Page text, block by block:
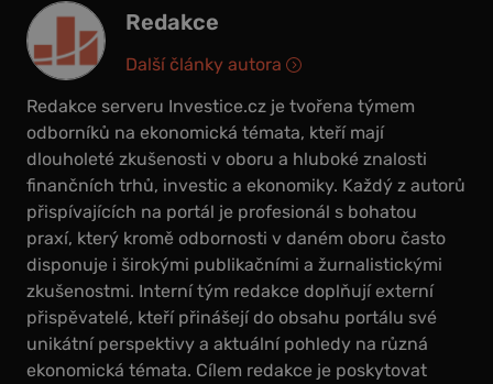
Redakce
Redakce serveru Investice.cz je tvořena týmem
odborníků na ekonomická témata, kteří mají
dlouholeté zkušenosti v oboru a hluboké znalosti
finančních trhů, investic a ekonomiky. Každý z autorů
přispívajících na portál je profesionál s bohatou
praxí, který kromě odbornosti v daném oboru často
disponuje i širokými publikačními a žurnalistickými
zkušenostmi. Interní tým redakce doplňují externí
přispěvatelé, kteří přinášejí do obsahu portálu své
unikátní perspektivy a aktuální pohledy na různá
ekonomická témata. Cílem redakce je poskytovat
Další články autora